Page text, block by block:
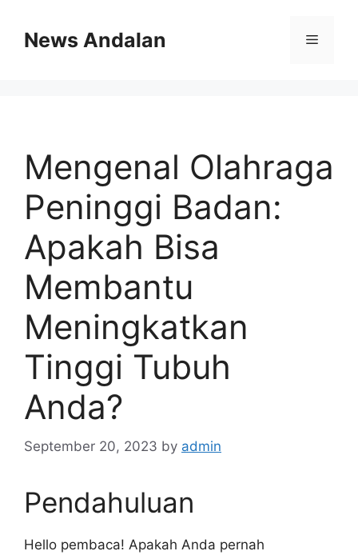
contentNews Andalan Menu
Mengenal Olahraga
Peninggi Badan:
Apakah Bisa
Membantu
Meningkatkan
Tinggi Tubuh
Anda?
September 20, 2023 by admin
Pendahuluan
Hello pembaca! Apakah Anda pernah